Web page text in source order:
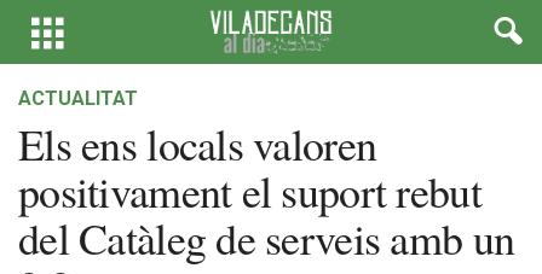
ACTUALITAT
Els ens locals valoren
positivament el suport rebut
del Catàleg de serveis amb un